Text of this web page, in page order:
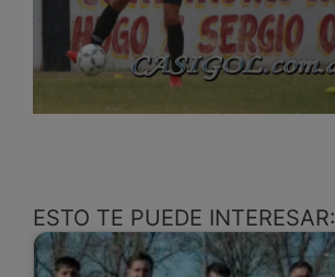
ESTO TE PUEDE INTERESAR: